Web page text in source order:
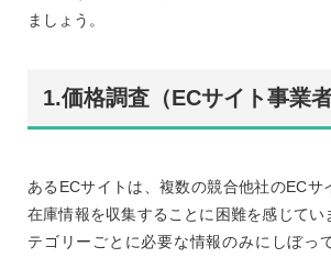
ましょう。
1.価格調査（ECサイト事業者
あるECサイトは、複数の競合他社のECサ
在庫情報を収集することに困難を感じてい
テゴリーごとに必要な情報のみにしぼっ